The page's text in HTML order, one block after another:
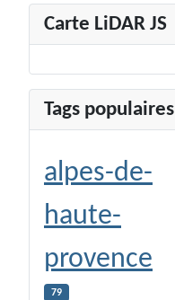
Carte LiDAR JS
Tags populaires
alpes-de-
haute-
provence
79